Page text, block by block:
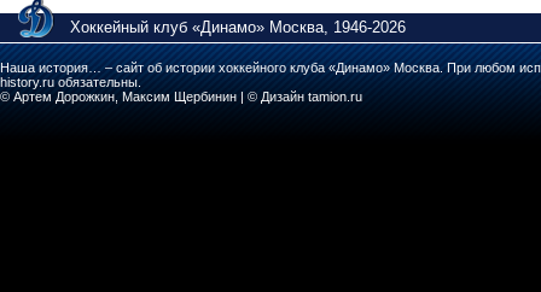
Хоккейный клуб «Динамо» Москва, 1946-2026
Наша история… – сайт об истории хоккейного клуба «Динамо» Москва. При любом
history.ru обязательны.
© Артем Дорожкин, Максим Щербинин | © Дизайн tamion.ru